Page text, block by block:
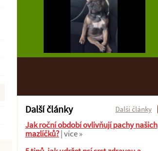
Další články
Jak roční období ovlivňují pachy našich
mazlíčků?| více »
Další články